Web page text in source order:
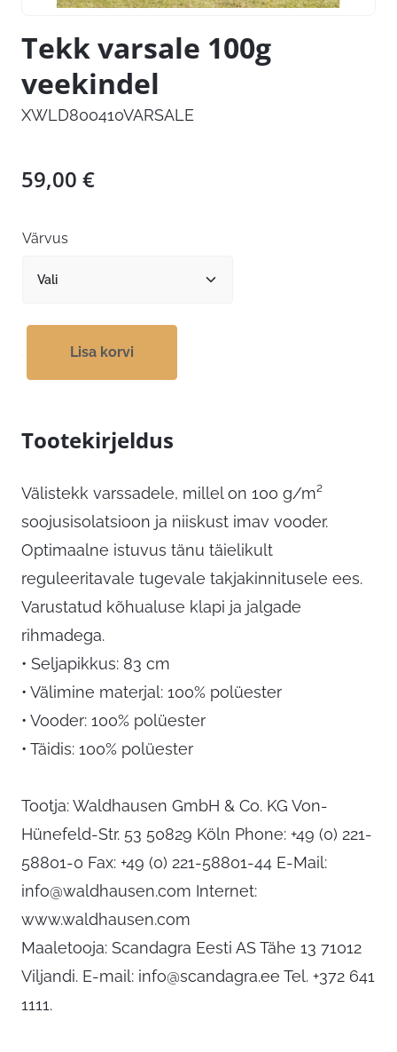
Tekk varsale 100g
veekindel
XWLD800410VARSALE
59,00 €
Värvus
Lisa korvi
Tootekirjeldus
Välistekk varssadele, millel on 100 g/m²
soojusisolatsioon ja niiskust imav vooder.
Optimaalne istuvus tänu täielikult
reguleeritavale tugevale takjakinnitusele ees.
Varustatud kõhualuse klapi ja jalgade
rihmadega.
• Seljapikkus: 83 cm
• Välimine materjal: 100% polüester
• Vooder: 100% polüester
• Täidis: 100% polüester
Tootja: Waldhausen GmbH & Co. KG Von-
Hünefeld-Str. 53 50829 Köln Phone: +49 (0) 221-
58801-0 Fax: +49 (0) 221-58801-44 E-Mail:
info@waldhausen.com Internet:
www.waldhausen.com
Maaletooja: Scandagra Eesti AS Tähe 13 71012
Viljandi. E-mail: info@scandagra.ee Tel. +372 641
1111.